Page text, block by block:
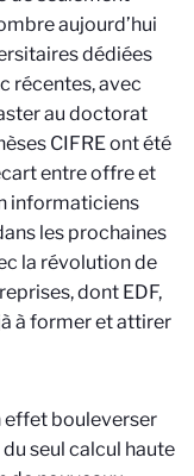
aujourd’hui
dédiées
récentes, avec
au doctorat
CIFRE ont été
entre offre et
informaticiens
les prochaines
la révolution de
dont EDF,
à former et attirer
effet bouleverser
seul calcul haute